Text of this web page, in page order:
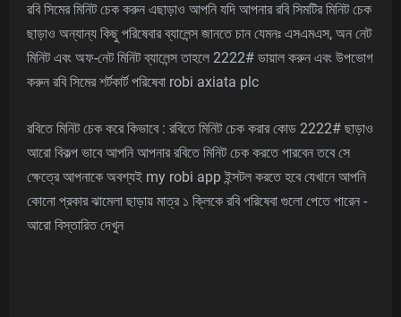
রবি সিমের মিনিট চেক করুন এছাড়াও আপনি যদি আপনার রবি সিমটির মিনিট চেক
ছাড়াও অন্যান্য কিছু পরিষেবার ব্যালেন্স জানতে চান যেমনঃ এসএমএস, অন নেট
মিনিট এবং অফ-নেট মিনিট ব্যালেন্স তাহলে 2222# ডায়াল করুন এবং উপভোগ
করুন রবি সিমের শর্টকার্ট পরিষেবা robi axiata plc
রবিতে মিনিট চেক করে কিভাবে : রবিতে মিনিট চেক করার কোড 2222# ছাড়াও
আরো বিকল্প ভাবে আপনি আপনার রবিতে মিনিট চেক করতে পারবেন তবে সে
ক্ষেত্রে আপনাকে অবশ্যই my robi app ইন্সটল করতে হবে যেখানে আপনি
কোনো প্রকার ঝামেলা ছাড়ায় মাত্র ১ ক্লিকে রবি পরিষেবা গুলো পেতে পারেন -
আরো বিস্তারিত দেখুন